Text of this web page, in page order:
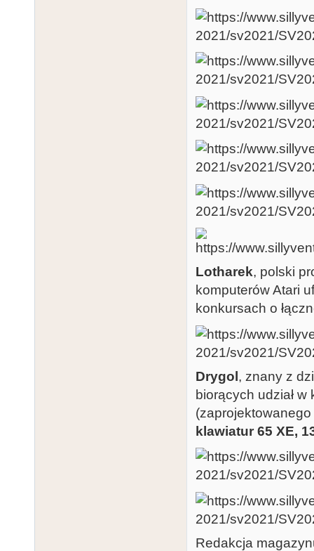
Lotharek, polski
komputerów Atari
konkursach o
Drygol , znany z
biorących udział
klawiatur 65 XE,
Redakcja